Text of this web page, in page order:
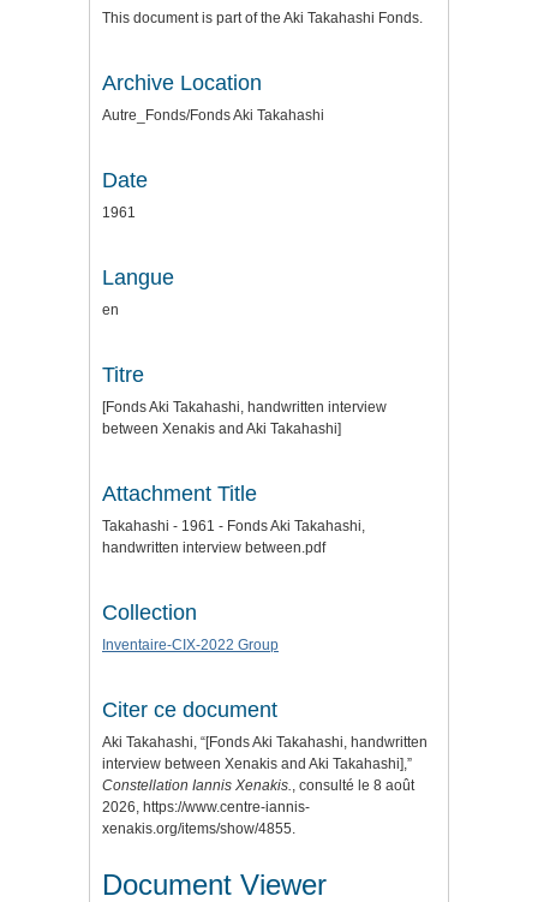
This document is part of the Aki Takahashi Fonds.
Archive Location
Autre_Fonds/Fonds Aki Takahashi
Date
1961
Langue
en
Titre
[Fonds Aki Takahashi, handwritten interview
between Xenakis and Aki Takahashi]
Attachment Title
Takahashi - 1961 - Fonds Aki Takahashi,
handwritten interview between.pdf
Collection
Inventaire-CIX-2022 Group
Citer ce document
Aki Takahashi, “[Fonds Aki Takahashi, handwritten
interview between Xenakis and Aki Takahashi],”
Constellation Iannis Xenakis., consulté le 8 août
2026, https://www.centre-iannis-
xenakis.org/items/show/4855.
Document Viewer